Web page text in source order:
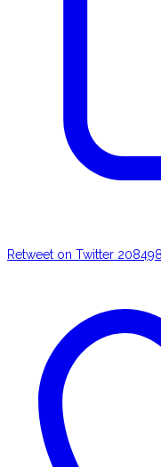
Retweet on Twitter